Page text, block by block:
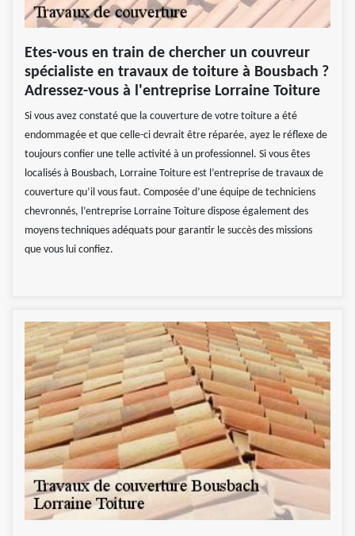
Etes-vous en train de chercher un couvreur
spécialiste en travaux de toiture à Bousbach ?
Adressez-vous à l'entreprise Lorraine Toiture
Si vous avez constaté que la couverture de votre toiture a été
endommagée et que celle-ci devrait être réparée, ayez le réflexe de
toujours confier une telle activité à un professionnel. Si vous êtes
localisés à Bousbach, Lorraine Toiture est l’entreprise de travaux de
couverture qu’il vous faut. Composée d’une équipe de techniciens
chevronnés, l’entreprise Lorraine Toiture dispose également des
moyens techniques adéquats pour garantir le succès des missions
que vous lui confiez.